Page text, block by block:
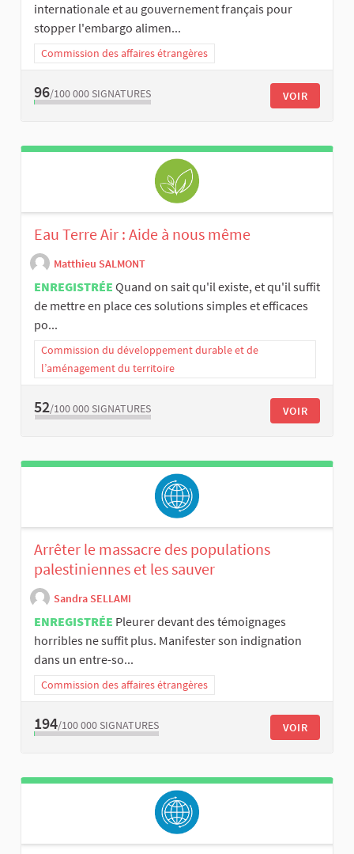
internationale et au gouvernement français pour
stopper l'embargo alimen...
Commission des affaires étrangères
96/100 000 SIGNATURES VOIR
Eau Terre Air : Aide à nous même
Matthieu SALMONT
ENREGISTRÉE Quand on sait qu'il existe, et qu'il suffit
de mettre en place ces solutions simples et efficaces
po...
Commission du développement durable et de
l’aménagement du territoire
52/100 000 SIGNATURES VOIR
Arrêter le massacre des populations
palestiniennes et les sauver
Sandra SELLAMI
ENREGISTRÉE Pleurer devant des témoignages
horribles ne suffit plus. Manifester son indignation
dans un entre-so...
Commission des affaires étrangères
194/100 000 SIGNATURES VOIR